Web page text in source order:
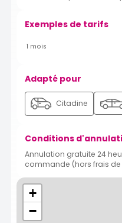
Exemples de tarifs
1 mois
Adapté pour
Citadine
Conditions
Annulation gratuite 24
commande (hors frais de
+
−